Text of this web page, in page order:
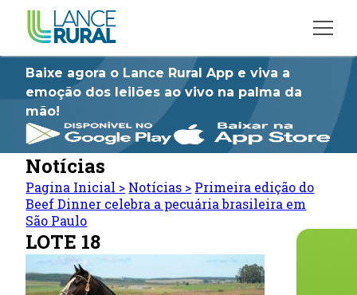
Baixe agora o Lance Rural App e viva a
emoção dos leilões ao vivo na palma da
mão!
Notícias
Pagina Inicial > Notícias > Primeira edição do
Beef Dinner celebra a pecuária brasileira em
São Paulo
LOTE 18